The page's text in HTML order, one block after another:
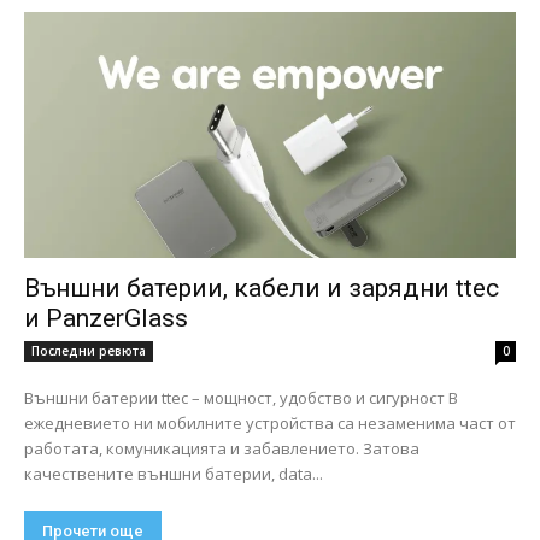
Външни батерии, кабели и зарядни ttec
и PanzerGlass
Последни ревюта 0
Външни батерии ttec – мощност, удобство и сигурност В
ежедневието ни мобилните устройства са незаменима част от
работата, комуникацията и забавлението. Затова
качествените външни батерии, data...
Прочети още